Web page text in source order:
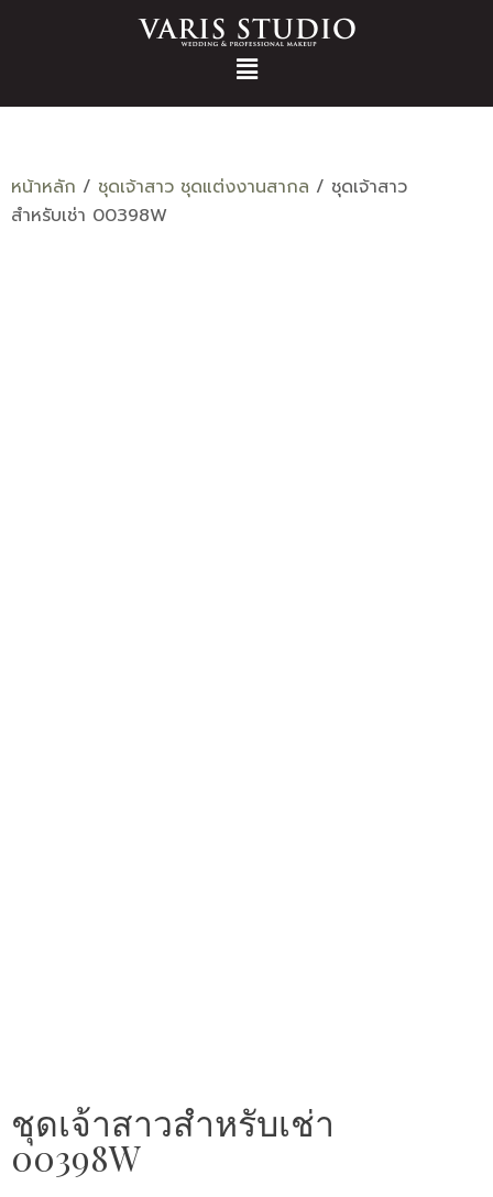
หน้าหลัก / ชุดเจ้าสาว ชุดแต่งงานสากล / ชุดเจ้าสาว
สำหรับเช่า 00398W
ชุดเจ้าสาวสำหรับเช่า
00398W